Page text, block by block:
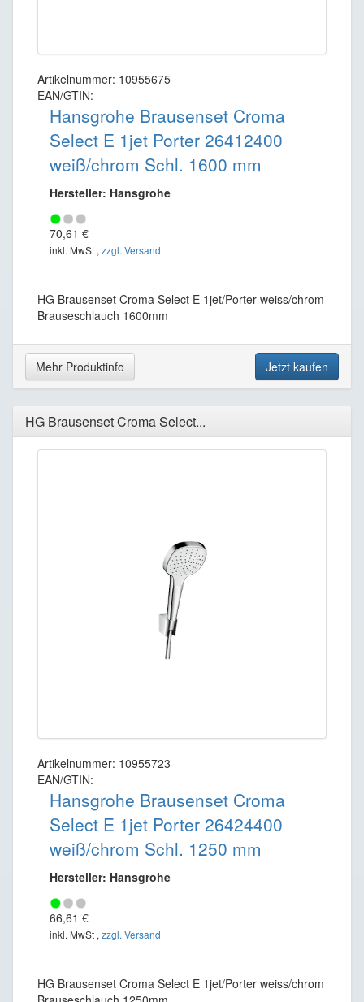
Artikelnummer: 10955675
EAN/GTIN:
Hansgrohe Brausenset Croma
Select E 1jet Porter 26412400
weiß/chrom Schl. 1600 mm
Hersteller: Hansgrohe
70,61 €
inkl. MwSt , zzgl. Versand
HG Brausenset Croma Select E 1jet/Porter weiss/chrom
Brauseschlauch 1600mm
Mehr Produktinfo Jetzt kaufen
HG Brausenset Croma Select...
Artikelnummer: 10955723
EAN/GTIN:
Hansgrohe Brausenset Croma
Select E 1jet Porter 26424400
weiß/chrom Schl. 1250 mm
Hersteller: Hansgrohe
66,61 €
inkl. MwSt , zzgl. Versand
HG Brausenset Croma Select E 1jet/Porter weiss/chrom